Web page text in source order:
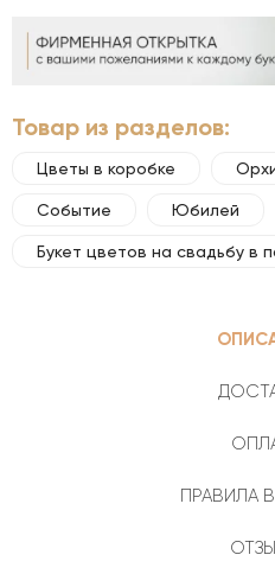
Товар из разделов:
Цветы в коробке
Событие Юбилей
Букет цветов на свадьбу в
ПРАВИЛА